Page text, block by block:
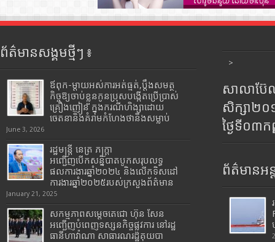
ព័ត៌មានសង្គមថ្មីៗ ៖
ឪពុក-ម្ដាយអស់ការអត់ធ្មត់,ប្ដឹងសមត្ថ
កិច្ចឱ្យចាប់ខ្លួនកូនប្រុសបង្កើតប្រើប្រាស់
គ្រឿងញៀន ក្នុងករណីហិង្សាដោយ
ចេតនានិងគំរាមកំហែងថានឹងសម្លាប់
June 3, 2026
រដ្ឋមន្រ្តី​ នេត្រ​ ភក្ត្រា​
អញ្ជើញបើកសន្និបាតបូកសរុបលទ្ធ
ផលការងារឆ្នាំ២០២៤ និងលើកទិសដៅ
ការងារឆ្នាំ២០២៥របស់​ក្រសួង​ព័ត៌មាន​
January 21, 2025
សកម្មភាពសម្តេចតេជោ ហ៊ុន សែន
អញ្ជើញបំពេញទស្សនកិច្ចផ្លូវការ នៅរដ្ឋ
ធានីហាវ៉ាណា សាធារណរដ្ឋគុយបា
>
សាលាប៊ែ
សិក្សា២
ថ្ងៃទី០៣
ព័ត៌មានអន្